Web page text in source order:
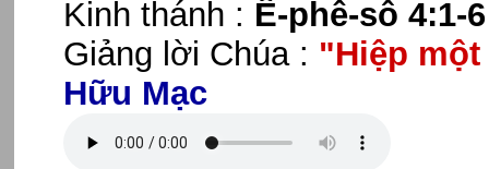
Kinh thánh : Ê-phê-sô 4:1-6
Giảng lời Chúa : "Hiệp
Hữu Mạc